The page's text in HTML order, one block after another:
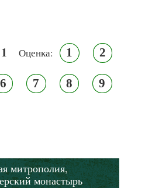
1 Оценка: 1 2
6 7 8 9
митрополия,
монастырь